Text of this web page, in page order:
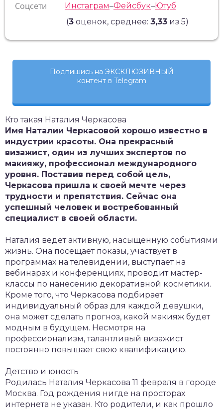
Соцсети Инстаграм–Фейсбук–Ютуб
(3 оценок, среднее: 3,33 из 5)
Подпишись на ЭКСКЛЮЗИВНЫЙ
контент в Telegram
Кто такая Наталия Черкасова
Имя Наталии Черкасовой хорошо известно в
индустрии красоты. Она прекрасный
визажист, один из лучших экспертов по
макияжу, профессионал международного
уровня. Поставив перед собой цель,
Черкасова пришла к своей мечте через
трудности и препятствия. Сейчас она
успешный человек и востребованный
специалист в своей области.
Наталия ведет активную, насыщенную событиями
жизнь. Она посещает показы, участвует в
программах на телевидении, выступает на
вебинарах и конференциях, проводит мастер-
классы по нанесению декоративной косметики.
Кроме того, что Черкасова подбирает
индивидуальный образ для каждой девушки,
она может сделать прогноз, какой макияж будет
модным в будущем. Несмотря на
профессионализм, талантливый визажист
постоянно повышает свою квалификацию.
Детство и юность
Родилась Наталия Черкасова 11 февраля в городе
Москва. Год рождения нигде на просторах
интернета не указан. Кто родители, и как прошло